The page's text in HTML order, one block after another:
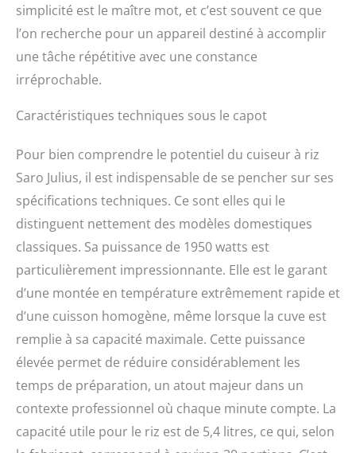
simplicité est le maître mot, et c’est souvent ce que
l’on recherche pour un appareil destiné à accomplir
une tâche répétitive avec une constance
irréprochable.
Caractéristiques techniques sous le capot
Pour bien comprendre le potentiel du cuiseur à riz
Saro Julius, il est indispensable de se pencher sur ses
spécifications techniques. Ce sont elles qui le
distinguent nettement des modèles domestiques
classiques. Sa puissance de 1950 watts est
particulièrement impressionnante. Elle est le garant
d’une montée en température extrêmement rapide et
d’une cuisson homogène, même lorsque la cuve est
remplie à sa capacité maximale. Cette puissance
élevée permet de réduire considérablement les
temps de préparation, un atout majeur dans un
contexte professionnel où chaque minute compte. La
capacité utile pour le riz est de 5,4 litres, ce qui, selon